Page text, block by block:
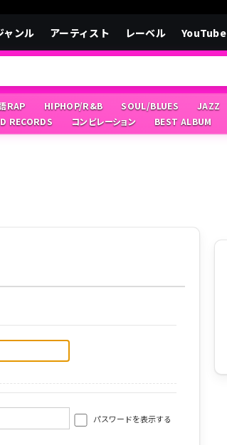
ャンル アーティスト レーベル YouTube
RAP HIPHOP/R&B SOUL/BLUES JAZZ
RECORDS コンピレーション BEST ALBUM
パスワードを表示する